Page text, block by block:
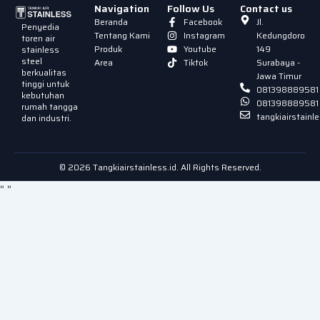
Penyedia
toren air
stainless
steel
berkualitas
tinggi untuk
kebutuhan
rumah tangga
dan industri.
Navigation
Beranda
Tentang Kami
Produk
Area
Follow Us
Facebook
Instagram
Youtube
Tiktok
Contact us
Jl.
Kedungdoro
149
Surabaya -
Jawa Timur
081398889581
081398889581
© 2026 Tangkiairstainless.id. All Rights Reserved.
" "